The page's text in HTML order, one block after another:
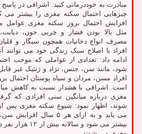
مبادرت به خوددرمانی کنید. اشرافی در
چیزهایی احتمال سکته مغزی را بیشتر می
افزایش احتمال بروز سکته مغزی عوامل
مثل بالا بودن فشار و چربی خون،
مصرف انواع دخانیات همچون سیگار و
افراد با اصلاح سبک زندگی خود می توانند
ادامه داد: تعدادی از عواملی که موجب
شود، مانند سن، جنس، نژاد و ژنتیک غیر
افراد مسن، مردان و سیاه پوستان احتمال
است. اشرافی با هشدار نسبت به کاهش
مغزی درباره میانگین سنی افرادی که
می یابد و به ازای هر ۵
بیشتر می شود و